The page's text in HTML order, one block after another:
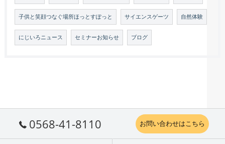
子供と笑顔つなぐ場所ほっとすぽっと サイエンスゲーツ 自然体験
にじいろニュース セミナーお知らせ ブログ
0568-41-8110 お問い合わせはこちら